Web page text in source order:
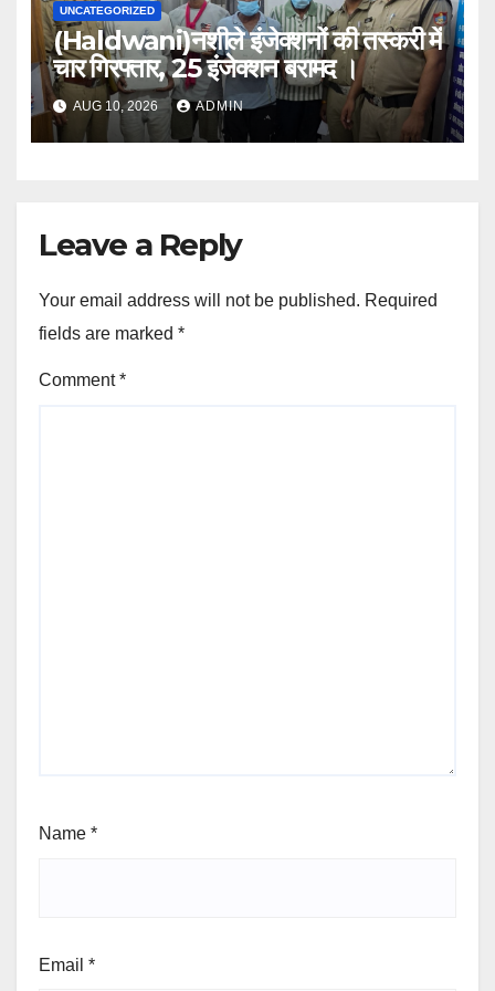
UNCATEGORIZED
(Haldwani)नशीले इंजेक्शनों की तस्करी में
चार गिरफ्तार, 25 इंजेक्शन बरामद ।
AUG 10, 2026 ADMIN
Leave a Reply
Your email address will not be published. Required
fields are marked *
Comment*
Name *
Email *